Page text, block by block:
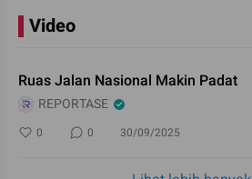
Video
Ruas Jalan Nasional Makin Padat
REPORTASE
0 0 30/09/2025